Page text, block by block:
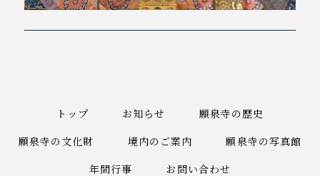
トップ お知らせ
願泉寺の歴史
願泉寺の文化財
境内のご案内
願泉寺の写真館
年間行事
お問い合わせ